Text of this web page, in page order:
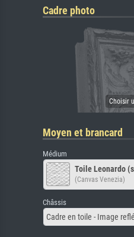
Cadre photo
Moyen et brancard
Médium
Toile Leonardo
(Canvas Venezia)
Châssis
Cadre en toile - Image